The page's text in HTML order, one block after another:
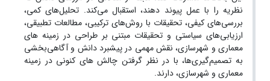
نظریه را با عمل پیوند دهند، استقبال می‌کند. تحلیل‌های کمی،
بررسی‌های کیفی، تحقیقات با روش‌های ترکیبی، مطالعات تطبیقی،
ارزیابی‌های سیاستی و تحقیقات مبتنی بر طراحی در زمینه های
معماری و شهرسازی، نقش مهمی در پیشبرد دانش و آگاهی‌بخشی
به تصمیم‌گیری‌ها، با در نظر گرفتن چالش های کنونی در زمینه
معماری و شهرسازی، دارند.